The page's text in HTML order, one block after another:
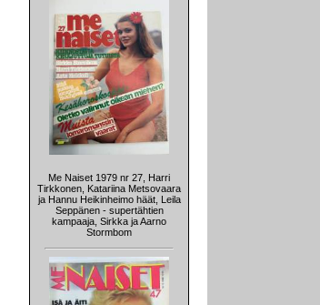
Me Naiset 1979 nr 27, Harri
Tirkkonen, Katariina Metsovaara
ja Hannu Heikinheimo häät, Leila
Seppänen - supertähtien
kampaaja, Sirkka ja Aarno
Stormbom